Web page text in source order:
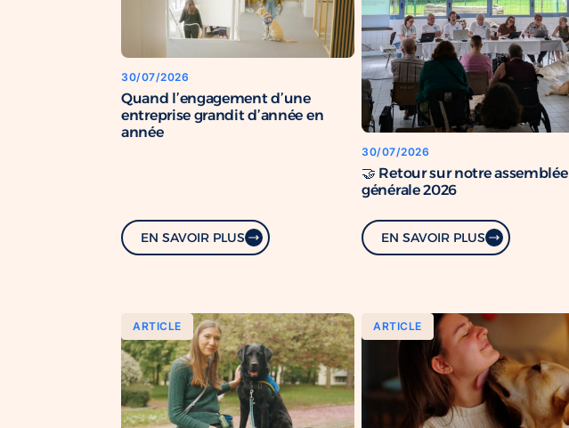
30/07/2026
Quand l’engagement d’une
entreprise grandit d’année en
année
EN SAVOIR PLUS
30/07/2026
🤝 Retour sur notre assemblée
générale 2026
EN SAVOIR PLUS
ARTICLE ARTICLE